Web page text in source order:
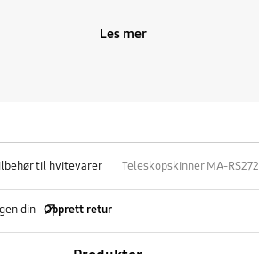
Les mer
til hvitevarer Teleskopskinner MA-RS272
din Opprett retur